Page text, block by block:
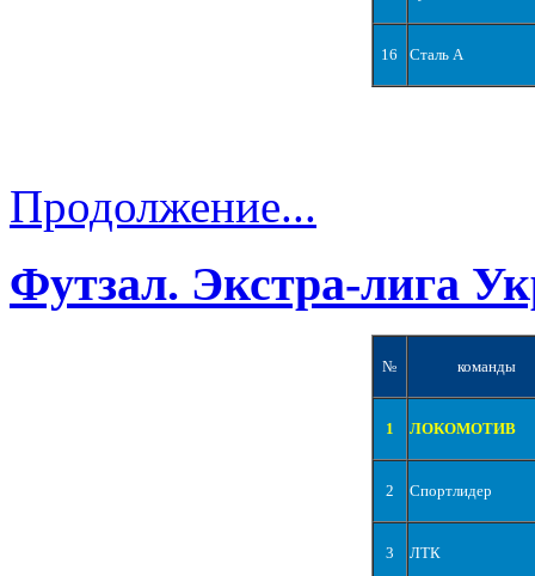
16 Сталь А
Продолжение...
Футзал. Экстра-лига
№ команды
1 ЛОКОМОТИВ
2 Спортлидер
3 ЛТК